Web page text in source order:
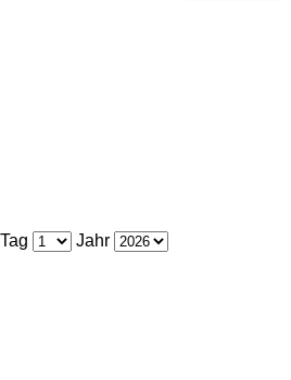
Tag Jahr